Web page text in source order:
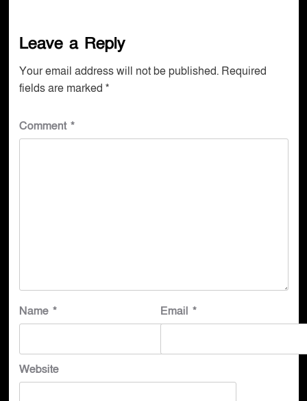
Leave a Reply
Your email address will not be published. Required
fields are marked *
Comment *
Name * Email *
Website